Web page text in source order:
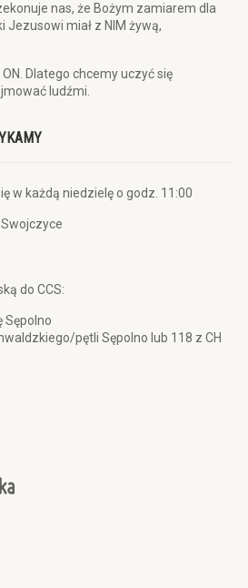
nas, że Bożym zamiarem dla
Jezusowi miał z NIM żywą,
Dlatego chcemy uczyć się
ludźmi.
w każdą niedzielę o godz. 11:00
do CCS:
Sępolno
pętli Sępolno lub 118 z CH